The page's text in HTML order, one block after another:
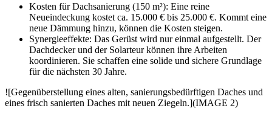
Kosten für Dachsanierung (150 m²): Eine reine
Neueindeckung kostet ca. 15.000 € bis 25.000 €. Kommt eine
neue Dämmung hinzu, können die Kosten steigen.
Synergieeffekte: Das Gerüst wird nur einmal aufgestellt. Der
Dachdecker und der Solarteur können ihre Arbeiten
koordinieren. Sie schaffen eine solide und sichere Grundlage
für die nächsten 30 Jahre.
![Gegenüberstellung eines alten, sanierungsbedürftigen Daches und
eines frisch sanierten Daches mit neuen Ziegeln.](IMAGE 2)